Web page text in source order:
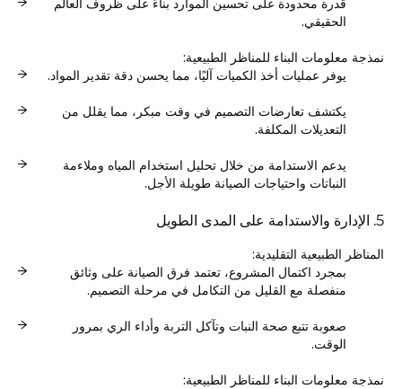
قدرة محدودة على تحسين الموارد بناءً على ظروف العالم
الحقيقي.
نمذجة معلومات البناء للمناظر الطبيعية:
يوفر عمليات أخذ الكميات آليًا، مما يحسن دقة تقدير المواد.
يكتشف تعارضات التصميم في وقت مبكر، مما يقلل من
التعديلات المكلفة.
يدعم الاستدامة من خلال تحليل استخدام المياه وملاءمة
النباتات واحتياجات الصيانة طويلة الأجل.
5. الإدارة والاستدامة على المدى الطويل
المناظر الطبيعية التقليدية:
بمجرد اكتمال المشروع، تعتمد فرق الصيانة على وثائق
منفصلة مع القليل من التكامل في مرحلة التصميم.
صعوبة تتبع صحة النبات وتآكل التربة وأداء الري بمرور
الوقت.
نمذجة معلومات البناء للمناظر الطبيعية: